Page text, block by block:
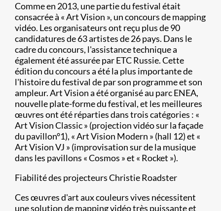
Comme en 2013, une partie du festival était
consacrée à « Art Vision », un concours de mapping
vidéo. Les organisateurs ont reçu plus de 90
candidatures de 63 artistes de 26 pays. Dans le
cadre du concours, l'assistance technique a
également été assurée par ETC Russie. Cette
édition du concours a été la plus importante de
l'histoire du festival de par son programme et son
ampleur. Art Vision a été organisé au parc ENEA,
nouvelle plate-forme du festival, et les meilleures
œuvres ont été réparties dans trois catégories : «
Art Vision Classic » (projection vidéo sur la façade
du pavillon°1), « Art Vision Modern » (hall 12) et «
Art Vision VJ » (improvisation sur de la musique
dans les pavillons « Cosmos » et « Rocket »).
Fiabilité des projecteurs Christie Roadster
Ces œuvres d'art aux couleurs vives nécessitent
une solution de mapping vidéo très puissante et